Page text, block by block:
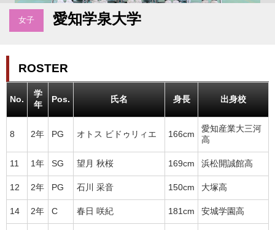
女子 愛知学泉大学
ROSTER
No.
学
年
Pos. 氏名 身長 出身校
8 2年 PG オトス ビドゥリィエ 166cm
愛知産業大三河
高
11 1年 SG 望月 秋桜 169cm 浜松開誠館高
12 2年 PG 石川 采音 150cm 大塚高
14 2年 C 春日 咲紀 181cm 安城学園高